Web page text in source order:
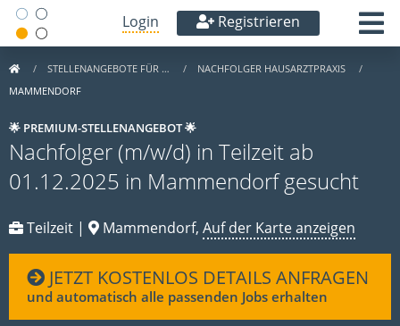
Login Registrieren
STELLENANGEBOTE FÜR …
NACHFOLGER HAUSARZTPRAXIS
MAMMENDORF
🌟 PREMIUM-STELLENANGEBOT 🌟
Nachfolger (m/w/d) in Teilzeit ab
01.12.2025 in Mammendorf gesucht
Teilzeit | Mammendorf, Auf der Karte anzeigen
JETZT KOSTENLOS DETAILS ANFRAGEN
und automatisch alle passenden Jobs erhalten